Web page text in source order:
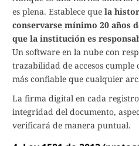
es plena. Establece que la
conservarse mínimo 20 años
que la institución es
Un software en la nube con
trazabilidad de accesos
más confiable que cualquier
La firma digital en cada
integridad del documento,
verificará de manera puntual.